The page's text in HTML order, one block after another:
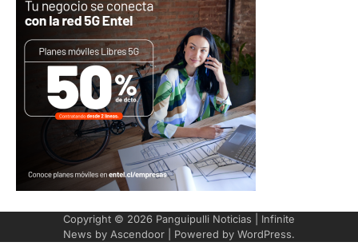
Copyright © 2026 Panguipulli Noticias | Infinite
News by Ascendoor | Powered by WordPress.